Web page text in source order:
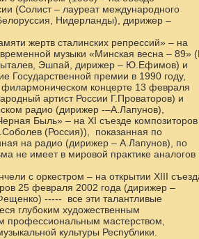
(Солист – лауреат международного
Нидерланды), дирижер –
жертв сталинских репрессий» – на
музыки «Минская весна – 89»
Эшпай, дирижер – Ю.Ефимов) и
Государственной премии в 1990 году,
концерте 13 февраля
артист России Г.Проваторов) и
радио (дирижер -–А.Лапунов),
Быль» – на ХI съезде композиторов
(Россия)), показанная по
на радио (дирижер – А.Лапунов), по
не имеет в мировой практике аналогов
с оркестром – на открытии ХIII
25 февраля 2002 года (дирижер –
----- все эти талантливые
глубоким художественным
профессиональным мастерством,
культуры Республики.